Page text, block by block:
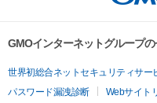
GMOインターネットグループ
世界初総合ネットセキュリティサー
パスワード漏洩診断
Webサイト